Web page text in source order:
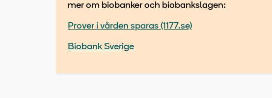
mer om biobanker och biobankslagen:
Prover i vården sparas (1177.se)
Biobank Sverige